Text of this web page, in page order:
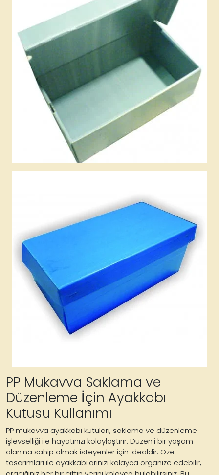
PP Mukavva Saklama ve
Düzenleme İçin Ayakkabı
Kutusu Kullanımı
PP mukavva ayakkabı kutuları, saklama ve düzenleme
işlevselliği ile hayatınızı kolaylaştırır. Düzenli bir yaşam
alanına sahip olmak isteyenler için idealdir. Özel
tasarımları ile ayakkabılarınızı kolayca organize edebilir,